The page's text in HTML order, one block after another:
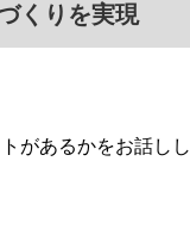
くりを実現
があるかをお話しし